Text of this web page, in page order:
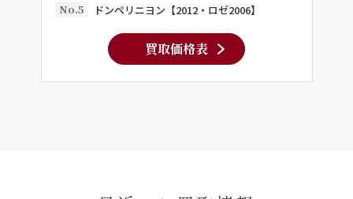
No.5
ドンペリニヨン【2012・ロゼ2006】
買取価格表